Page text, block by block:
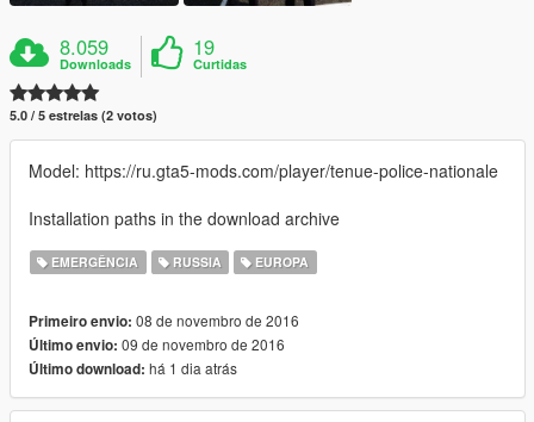
8.059
Downloads
19
Curtidas
5.0 / 5 estrelas (2 votos)
Model: https://ru.gta5-mods.com/player/tenue-police-nationale
Installation paths in the download archive
EMERGÊNCIA RUSSIA EUROPA
Primeiro envio: 08 de novembro de 2016
Último envio: 09 de novembro de 2016
Último download: há 1 dia atrás